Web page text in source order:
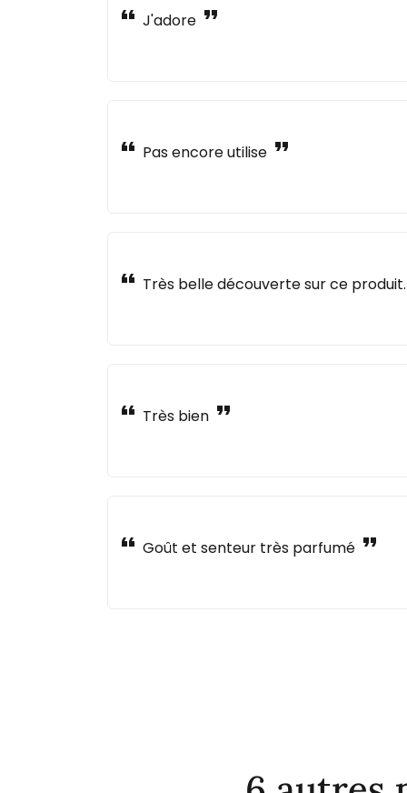
format_quote J'adore format_quote
format_quote Pas encore utilise format_quote
format_quote Très belle découverte sur ce
format_quote Très bien format_quote
format_quote Goût et senteur très parfumé format_quote